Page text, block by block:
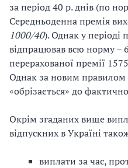
за період 40 р. днів (по
Середньоденна премія
1000/40). Однак у періоді
відпрацював всю норму –
перерахованої премії
Однак за новим правилом
«обрізається» до
Окрім згаданих вище
відпускних в Україні
виплати за час,